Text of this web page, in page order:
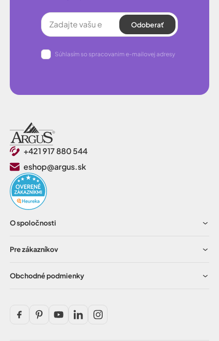
Odoberať
Súhlasím so spracovanim e-mailovej adresy
+421 917 880 544
eshop@argus.sk
O spoločnosti
Pre zákazníkov
Obchodné podmienky